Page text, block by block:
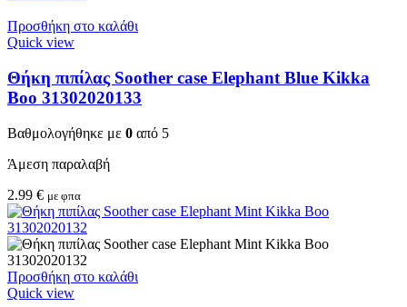
Προσθήκη στο καλάθι
Quick view
Θήκη πιπίλας Soother case Elephant Blue Kikka
Boo 31302020133
Βαθμολογήθηκε με 0 από 5
Άμεση παραλαβή
2.99 € με φπα
Προσθήκη στο καλάθι
Quick view